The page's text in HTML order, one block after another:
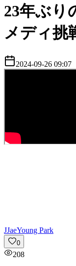
23年ぶり
メディ挑
2024-09-26 09:07
JJaeYoung Park
0
208